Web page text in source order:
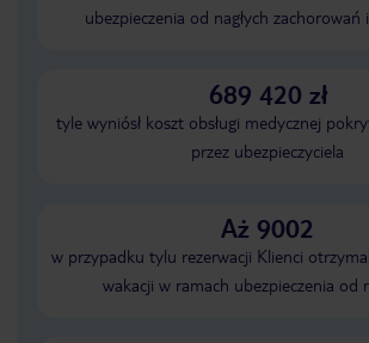
ubezpieczenia od nagłych
689 420 zł
tyle wyniósł koszt obsługi medycznej
przez ubezpieczyciela
Aż 9002
w przypadku tylu rezerwacji Klienci
wakacji w ramach ubezpieczenia od